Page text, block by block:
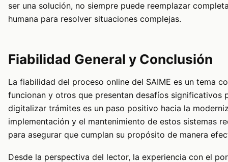
ser una solución, no siempre puede reemplazar
humana para resolver situaciones complejas.
Fiabilidad General y Conclusión
La fiabilidad del proceso online del SAIME es un tema
funcionan y otros que presentan desafíos significativos
digitalizar trámites es un paso positivo hacia la
implementación y el mantenimiento de estos sistemas
para asegurar que cumplan su propósito de manera
Desde la perspectiva del lector, la experiencia con el